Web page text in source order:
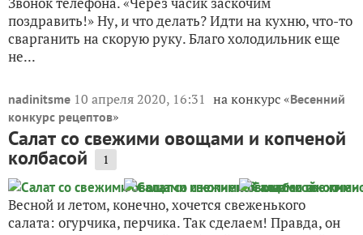
поздравить!» Ну, и что делать? Идти на кухню, что-то
сварганить на скорую руку. Благо холодильник еще
не...
nadinitsme 10 апреля 2020, 16:31 на конкурс «Весенний
конкурс рецептов»
Салат со свежими овощами и копченой
колбасой 1
Весной и летом, конечно, хочется свеженького
салата: огурчика, перчика. Так сделаем! Правда, он